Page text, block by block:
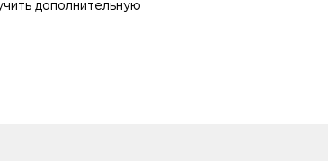
дополнительную